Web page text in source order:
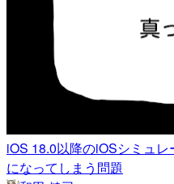
iOS 18.0以降のiOSシミュ
になってしまう問題